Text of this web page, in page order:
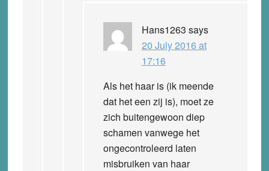
Hans1263 says
20 July 2016 at
17:16
Als het haar is (ik meende
dat het een zij is), moet ze
zich buitengewoon diep
schamen vanwege het
ongecontroleerd laten
misbruiken van haar